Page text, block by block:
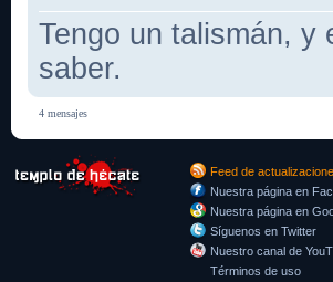
Tengo un talismán, y
saber.
4 mensajes
Feed de
Nuestra página en
Nuestra página en
Síguenos en Twitter
Nuestro canal de
Términos de uso